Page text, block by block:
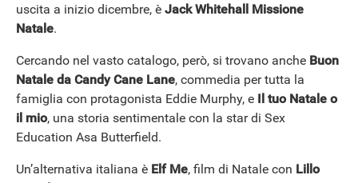
uscita a inizio dicembre, è Jack Whitehall Missione
Natale.
Cercando nel vasto catalogo, però, si trovano anche Buon
Natale da Candy Cane Lane, commedia per tutta la
famiglia con protagonista Eddie Murphy, e Il tuo Natale o
il mio, una storia sentimentale con la star di Sex
Education Asa Butterfield.
Un’alternativa italiana è Elf Me, film di Natale con Lillo